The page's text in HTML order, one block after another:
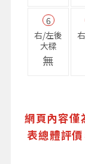
6
右/左後
大樑
無
網頁內容僅
表總體評價